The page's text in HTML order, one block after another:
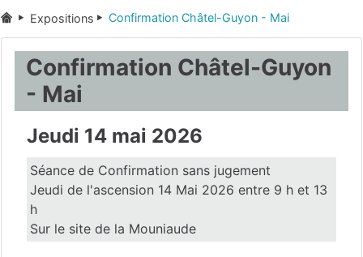
Expositions Confirmation Châtel-Guyon - Mai
Confirmation Châtel-Guyon
- Mai
Jeudi 14 mai 2026
Séance de Confirmation sans jugement
Jeudi de l'ascension 14 Mai 2026 entre 9 h et 13
h
Sur le site de la Mouniaude